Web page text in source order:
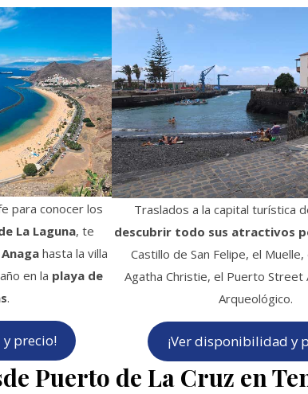
para conocer los
La Laguna, te
hasta la villa
en la playa de
.
precio!
Traslados a la capital turística
descubrir todo sus atractivos
Castillo de San Felipe, el
Agatha Christie, el Puerto Street
Arqueológico.
¡Ver disponibilidad y
Puerto de La Cruz en